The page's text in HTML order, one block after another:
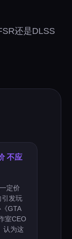
还是DLSS
不应
定价
引发玩
GTA
室CEO
认为这